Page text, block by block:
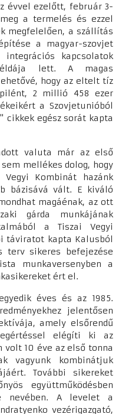
évvel ezelőtt, február 3-
a termelés és ezzel
megfelelően, a szállítás
a magyar-szovjet
kapcsolatok
lett. A magas
hogy az eltelt tíz
2 millió 458 ezer
a Szovjetunióból
cikkek egész sorát kapta
valuta már az első
mellékes dolog, hogy
Kombinát hazánk
bázisává vált. E kiváló
magáénak, az ott
gárda munkájának
a Tiszai Vegyi
táviratot kapta Kalusból
terv sikeres befejezése
munkaversenyben a
ért el.
éves és az 1985.
jelentősen
amely elsőrendű
elégíti ki az
volt 10 éve az első tonna
vagyunk kombinátjuk
További sikereket
együttműködésben
nevében. A levelet a
vezérigazgató,